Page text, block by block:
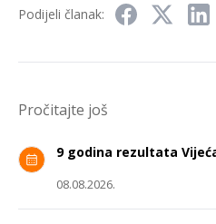
Podijeli članak:
Pročitajte još
9 godina rezultata
08.08.2026.